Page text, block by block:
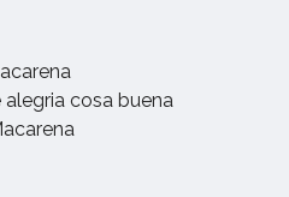
cosa buena